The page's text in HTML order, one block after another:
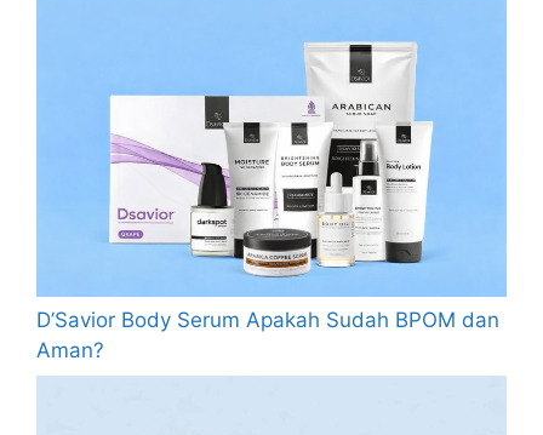
D’Savior Body Serum Apakah Sudah BPOM dan
Aman?